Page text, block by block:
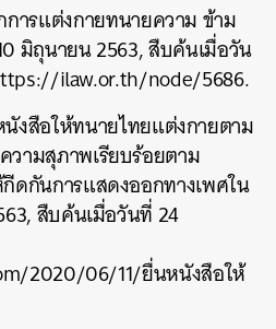
ารแต่งกายทนายความ ข้าม
มิถุนายน 2563, สืบค้นเมื่อวัน
ilaw.or.th/node/5686.
นังสือให้ทนายไทยแต่งกายตาม
ามสุภาพเรียบร้อยตาม
ดกันการแสดงออกทางเพศใน
สืบค้นเมื่อวันที่ 24
2020/06/11/ยื่นหนังสือให้